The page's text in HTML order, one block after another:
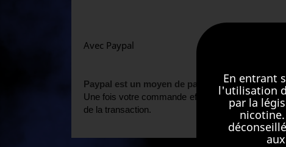
Notre paiement sécurisé
Avec Paypal
Paypal est un moyen de paiement en ligne très
Une fois votre commande effectuée vous serez
de la transaction.
En entrant
l'utilisation
par la